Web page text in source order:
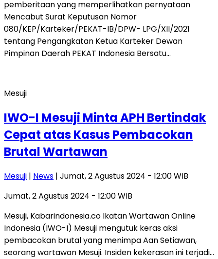
pemberitaan yang memperlihatkan pernyataan
Mencabut Surat Keputusan Nomor
080/KEP/Karteker/PEKAT-IB/DPW- LPG/XII/2021
tentang Pengangkatan Ketua Karteker Dewan
Pimpinan Daerah PEKAT Indonesia Bersatu…
Mesuji
IWO-I Mesuji Minta APH Bertindak
Cepat atas Kasus Pembacokan
Brutal Wartawan
Mesuji | News | Jumat, 2 Agustus 2024 - 12:00 WIB
Jumat, 2 Agustus 2024 - 12:00 WIB
Mesuji, Kabarindonesia.co Ikatan Wartawan Online
Indonesia (IWO-I) Mesuji mengutuk keras aksi
pembacokan brutal yang menimpa Aan Setiawan,
seorang wartawan Mesuji. Insiden kekerasan ini terjadi…